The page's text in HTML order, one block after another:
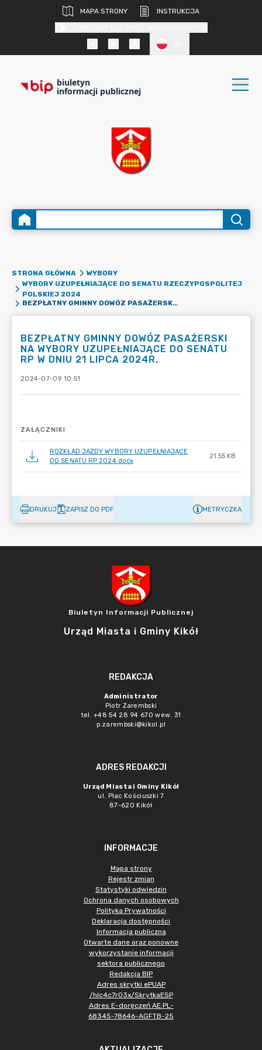
MAPA STRONY
INSTRUKCJA
biuletyn
informacji publicznej
STRONA GŁÓWNA
WYBORY
WYBORY UZUPEŁNIAJĄCE DO SENATU RZECZYPOSPOLITEJ
POLSKIEJ 2024
BEZPŁATNY GMINNY DOWÓZ PASAŻERSKI NA WYBORY UZUPEŁNIAJĄCE DO SENATU RP W DNIU 21 LIPCA 2024R.
BEZPŁATNY GMINNY DOWÓZ PASAŻERSKI
NA WYBORY UZUPEŁNIAJĄCE DO SENATU
RP W DNIU 21 LIPCA 2024R.
2024-07-09 10:51
ZAŁĄCZNIKI
ROZKŁAD JAZDY WYBORY UZUPEŁNIAJĄCE
DO SENATU RP 2024.docx
21.55 KB
DRUKUJ ZAPISZ DO PDF METRYCZKA
Biuletyn Informacji Publicznej
Urząd Miasta i Gminy Kikół
REDAKCJA
Administrator
Piotr Zarembski
tel. +48 54 28 94 670 wew. 31
p.zarembski@kikol.pl
ADRES REDAKCJI
Urząd Miasta i Gminy Kikół
ul. Plac Kościuszki 7
87-620 Kikół
INFORMACJE
Mapa strony
Rejestr zmian
Statystyki odwiedzin
Ochrona danych osobowych
Polityka Prywatności
Deklaracja dostępności
Informacja publiczna
Otwarte dane oraz ponowne
wykorzystanie informacji
sektora publicznego
Redakcja BIP
Adres skrytki ePUAP
/hlc4c7r03x/SkrytkaESP
Adres E-doręczeń AE:PL-
68345-78646-AGFTB-25